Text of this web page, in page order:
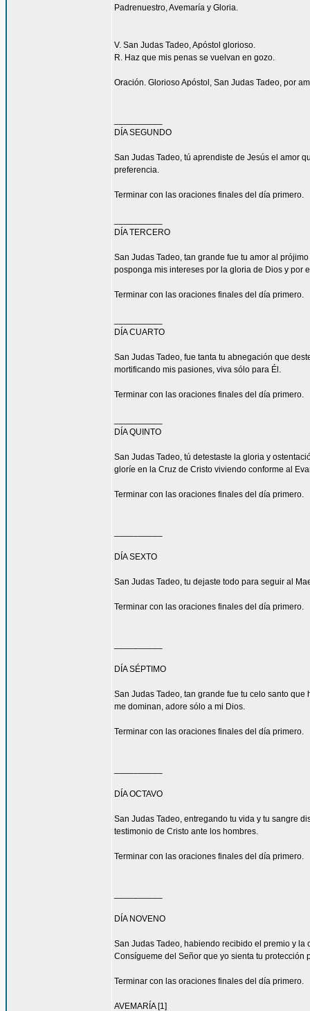
Padrenuestro, Avemaría y Gloria.
V. San Judas Tadeo, Apóstol glorioso.
R. Haz que mis penas se vuelvan en gozo.
Oración. Glorioso Apóstol, San Judas Tadeo, por
DÍA SEGUNDO
San Judas Tadeo, tú aprendiste de Jesús el amor
preferencia.
Terminar con las oraciones finales del día primero.
DÍA TERCERO
San Judas Tadeo, tan grande fue tu amor al
posponga mis intereses por la gloria de Dios y por
Terminar con las oraciones finales del día primero.
DÍA CUARTO
San Judas Tadeo, fue tanta tu abnegación que
mortificando mis pasiones, viva sólo para Él.
Terminar con las oraciones finales del día primero.
DÍA QUINTO
San Judas Tadeo, tú detestaste la gloria y
gloríe en la Cruz de Cristo viviendo conforme al
Terminar con las oraciones finales del día primero.
DÍA SEXTO
San Judas Tadeo, tu dejaste todo para seguir al
Terminar con las oraciones finales del día primero.
DÍA SÉPTIMO
San Judas Tadeo, tan grande fue tu celo santo
me dominan, adore sólo a mi Dios.
Terminar con las oraciones finales del día primero.
DÍA OCTAVO
San Judas Tadeo, entregando tu vida y tu sangre
testimonio de Cristo ante los hombres.
Terminar con las oraciones finales del día primero.
DÍA NOVENO
San Judas Tadeo, habiendo recibido el premio y
Consígueme del Señor que yo sienta tu
Terminar con las oraciones finales del día primero.
AVEMARÍA [1]